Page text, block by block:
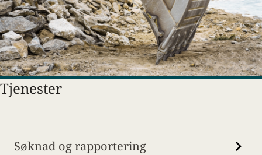
Tjenester
Søknad og rapportering